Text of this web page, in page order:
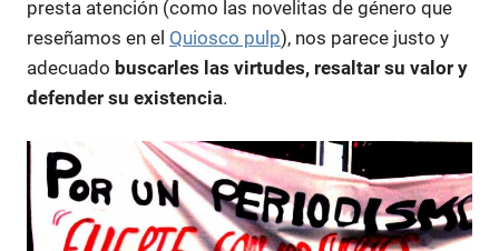
presta atención (como las novelitas de género que
reseñamos en el Quiosco pulp), nos parece justo y
adecuado buscarles las virtudes, resaltar su valor y
defender su existencia.